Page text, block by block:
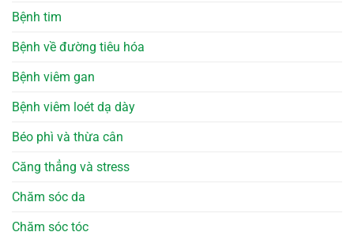
Bệnh tim
Bệnh về đường tiêu hóa
Bệnh viêm gan
Bệnh viêm loét dạ dày
Béo phì và thừa cân
Căng thẳng và stress
Chăm sóc da
Chăm sóc tóc